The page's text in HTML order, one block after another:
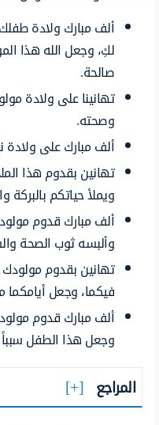
ألف مباركولادة
لكِ، وجعل اللههذا
صالحة.
تهانيناعلىولادة
وصحته.
ألف مبارك علىولادة
تهانينبقدومهذا
ويملأ حياتكم بالبركة
ألف مبارك قدوم
وألبسه ثوب الصحة
تهانينبقدوممولودك
فيكما،وجعلأيامكما
ألف مباركقدوم
وجعلهذا الطفل
المراجع